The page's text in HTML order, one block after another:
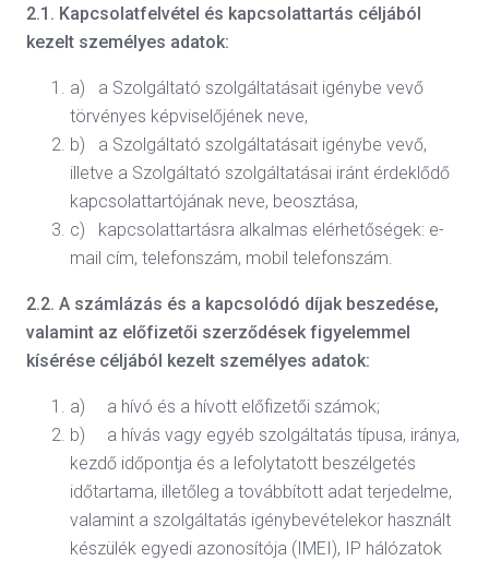
2.1. Kapcsolatfelvétel és kapcsolattartás céljából
kezelt személyes adatok:
a) a Szolgáltató szolgáltatásait igénybe vevő
törvényes képviselőjének neve,
b) a Szolgáltató szolgáltatásait igénybe vevő,
illetve a Szolgáltató szolgáltatásai iránt érdeklődő
kapcsolattartójának neve, beosztása,
c) kapcsolattartásra alkalmas elérhetőségek: e-
mail cím, telefonszám, mobil telefonszám.
2.2. A számlázás és a kapcsolódó díjak beszedése,
valamint az előfizetői szerződések figyelemmel
kísérése céljából kezelt személyes adatok:
a) a hívó és a hívott előfizetői számok;
b) a hívás vagy egyéb szolgáltatás típusa, iránya,
kezdő időpontja és a lefolytatott beszélgetés
időtartama, illetőleg a továbbított adat terjedelme,
valamint a szolgáltatás igénybevételekor használt
készülék egyedi azonosítója (IMEI), IP hálózatok